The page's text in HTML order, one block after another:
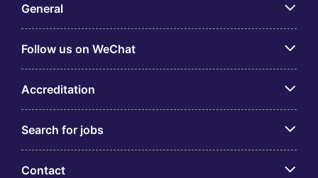
General
Follow us on WeChat
Accreditation
Search for jobs
Contact